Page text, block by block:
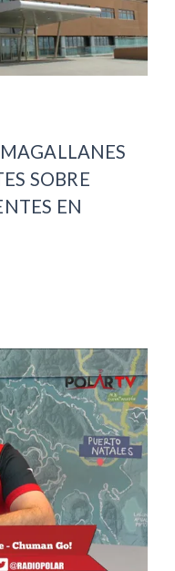
SOBRE
EN